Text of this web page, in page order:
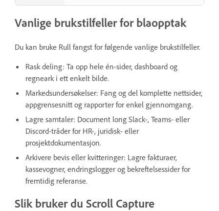
Vanlige brukstilfeller for blaopptak
Du kan bruke Rull fangst for følgende vanlige brukstilfeller.
Rask deling: Ta opp hele én-sider, dashboard og
regneark i ett enkelt bilde.
Markedsundersøkelser: Fang og del komplette nettsider,
appgrensesnitt og rapporter for enkel gjennomgang.
Lagre samtaler: Document long Slack-, Teams- eller
Discord-tråder for HR-, juridisk- eller
prosjektdokumentasjon.
Arkivere bevis eller kvitteringer: Lagre fakturaer,
kassevogner, endringslogger og bekreftelsessider for
fremtidig referanse.
Slik bruker du Scroll Capture